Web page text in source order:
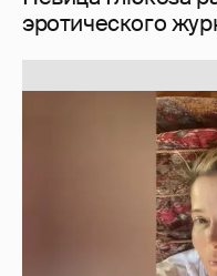
Юлия Высоцкая